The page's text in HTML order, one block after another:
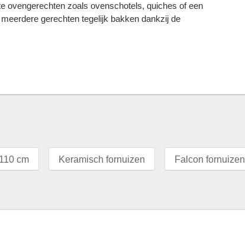
ovengerechten zoals ovenschotels, quiches of een
gerechten tegelijk bakken dankzij de
cm Keramisch fornuizen Falcon fornuizen